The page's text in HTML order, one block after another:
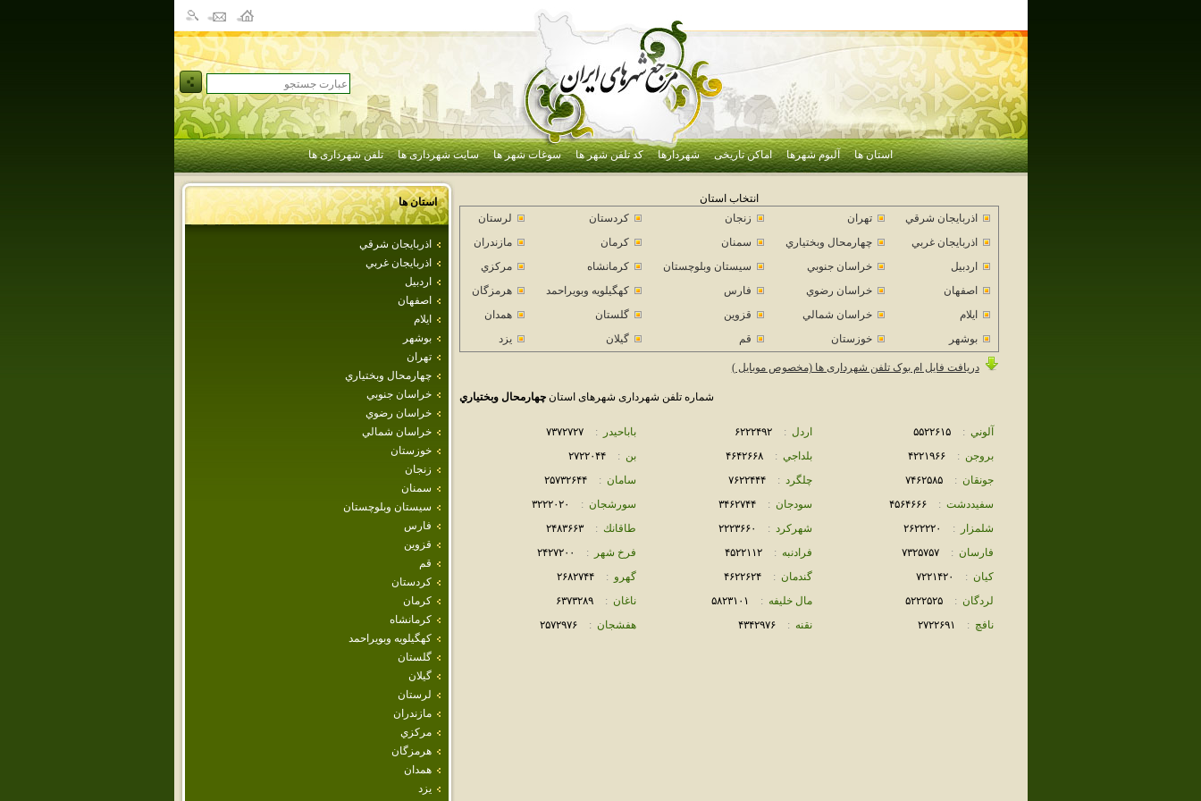
استان ها آلبوم شهرها اماکن تاریخی شهردارها کد تلفن شهر ها سوغات شهر ها سایت شهرداری ها تلفن شهرداری ها
استان ها
اذربايجان شرقي
اذربايجان غربي
اردبيل
اصفهان
ايلام
بوشهر
تهران
چهارمحال وبختياري
خراسان جنوبي
خراسان رضوي
خراسان شمالي
خوزستان
زنجان
سمنان
سيستان وبلوچستان
فارس
قزوين
قم
كردستان
كرمان
كرمانشاه
كهگيلويه وبويراحمد
گلستان
گيلان
لرستان
مازندران
مركزي
هرمزگان
همدان
يزد
انتخاب استان
اذربايجان شرقي
تهران زنجان كردستان
لرستان
اذربايجان غربي
چهارمحال وبختياري سمنان كرمان
مازندران
اردبيل
خراسان جنوبي سيستان وبلوچستان كرمانشاه
مركزي
اصفهان
خراسان رضوي فارس كهگيلويه وبويراحمد
هرمزگان
ايلام
خراسان شمالي قزوين گلستان
همدان
بوشهر
خوزستان قم گيلان يزد
دریافت فایل ام بوک تلفن شهرداری ها (مخصوص موبایل )
شماره تلفن شهرداری شهرهای استانچهارمحال وبختياري
آلوني : ۵۵٢٢۶١۵ اردل : ۶٢٢٢۴٩٢ باباحيدر :
٧٣٧٢٧٢٧
بروجن : ۴٢٢١٩۶۶ بلداجي : ۴۶۴٢۶۶٨ بن :
٢٧٢٢٠۴۴
جونقان : ٧۴۶٢۵٨۵ چلگرد : ٧۶٢٢۴۴۴ سامان :
٢۵٧٣٢۶۴۴
سفيددشت : ۴۵۶۴۶۶۶ سودجان : ٣۴۶٢٧۴۴ سورشجان :
٣٢٢٢٠٢٠
شلمزار
: ٢۶٢٢٢٢٠ شهركرد : ٢٢٢٣۶۶٠ طاقانك :
٢۴٨٣۶۶٣
فارسان : ٧٣٢۵٧۵٧ فرادنبه : ۴۵٢٢١١٢ فرخ شهر :
٢۴٢٧٢٠٠
كيان : ٧٢٢١۴٢٠ گندمان : ۴۶٢٢۶٢۴ گهرو :
٢۶٨٢٧۴۴
لردگان : ۵٢٢٢۵٢۵ مال خليفه : ۵٨٢٣١٠١ ناغان :
۶٣٧٣٢٨٩
نافچ : ٢٧٢٢۶٩١ نقنه : ۴٣۴٢٩٧۶ هفشجان : ٢۵٧٢٩٧۶